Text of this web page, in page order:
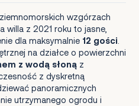
wzgórzach
willa z 2021 roku to jasne,
dla maksymalnie 12 gości
na działce o powierzchni
z wodą słonąz
z dyskretną
panoramicznych
utrzymanego ogrodu i